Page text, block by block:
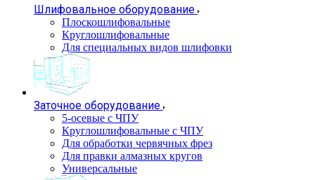
Шлифовальное оборудование
Плоскошлифовальные
Круглошлифовальные
Для специальных видов шлифовки
Заточное оборудование
5-осевые с ЧПУ
Круглошлифовальные с ЧПУ
Для обработки червячных фрез
Для правки алмазных кругов
Универсальные